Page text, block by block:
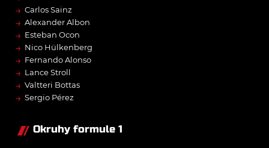
→ Carlos Sainz
→ Alexander Albon
→ Esteban Ocon
→ Nico Hülkenberg
→ Fernando Alonso
→ Lance Stroll
→ Valtteri Bottas
→ Sergio Pérez
Okruhy formule 1